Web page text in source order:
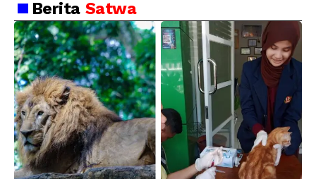
Berita Satwa